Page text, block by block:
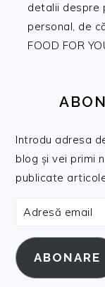
detalii despre
personal, de
FOOD FOR
Introdu adresa
blog și vei primi
publicate
Adresă
ABONARE